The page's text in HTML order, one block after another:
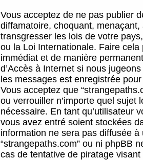
Vous acceptez de ne pas publier
diffamatoire, choquant,
transgresser les lois de votre
ou la Loi Internationale. Faire
immédiat et de manière
d’Accès à Internet si nous
les messages est enregistrée
Vous acceptez que
ou verrouiller n’importe quel sujet
nécessaire. En tant qu’utilisateur
vous avez entré soient stockées
information ne sera pas diffusée
“strangepaths.com” ou ni phpBB
cas de tentative de piratage